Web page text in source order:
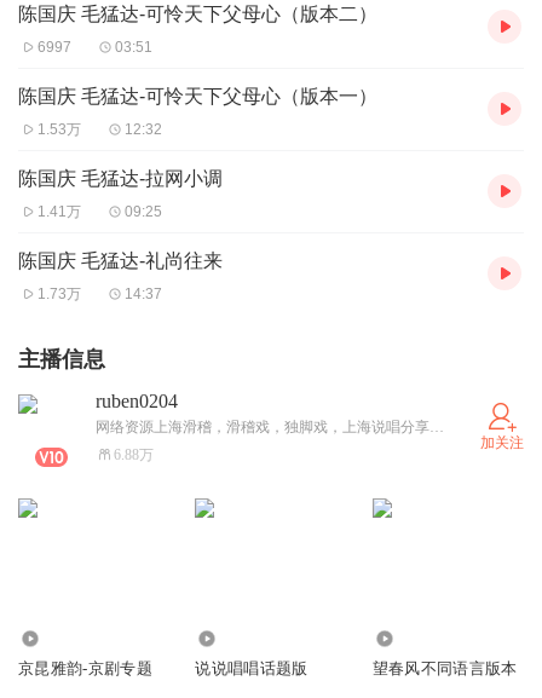
陈国庆 毛猛达-可怜天下父母心（版本二）
6997 03:51
陈国庆 毛猛达-可怜天下父母心（版本一）
1.53万 12:32
陈国庆 毛猛达-拉网小调
1.41万 09:25
陈国庆 毛猛达-礼尚往来
1.73万 14:37
主播信息
ruben0204
网络资源上海滑稽，滑稽戏，独脚戏，上海说唱分享第一人，主收集滑稽及其滑稽演员表演的音频，其他剧种随意分享，不收集视频
6.88万
加关注
京昆雅韵-京剧专题 说说唱唱话题版 望春风不同语言版本